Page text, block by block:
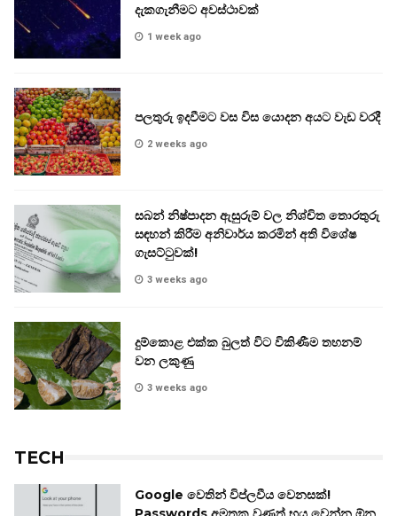
දැකගැනීමට අවස්ථාවක්
1 week ago
පලතුරු ඉදවීමට වස විස යොදන අයට වැඩ වරදී
2 weeks ago
සබන් නිෂ්පාදන ඇසුරුම් වල නිශ්චිත තොරතුරු
සඳහන් කිරීම අනිවාර්ය කරමින් අති විශේෂ
ගැසට්ටුවක්!
3 weeks ago
දුම්කොළ එක්ක බුලත් විට විකිණීම තහනම්
වන ලකුණු
3 weeks ago
TECH
Google වෙතින් විප්ලවීය වෙනසක්!